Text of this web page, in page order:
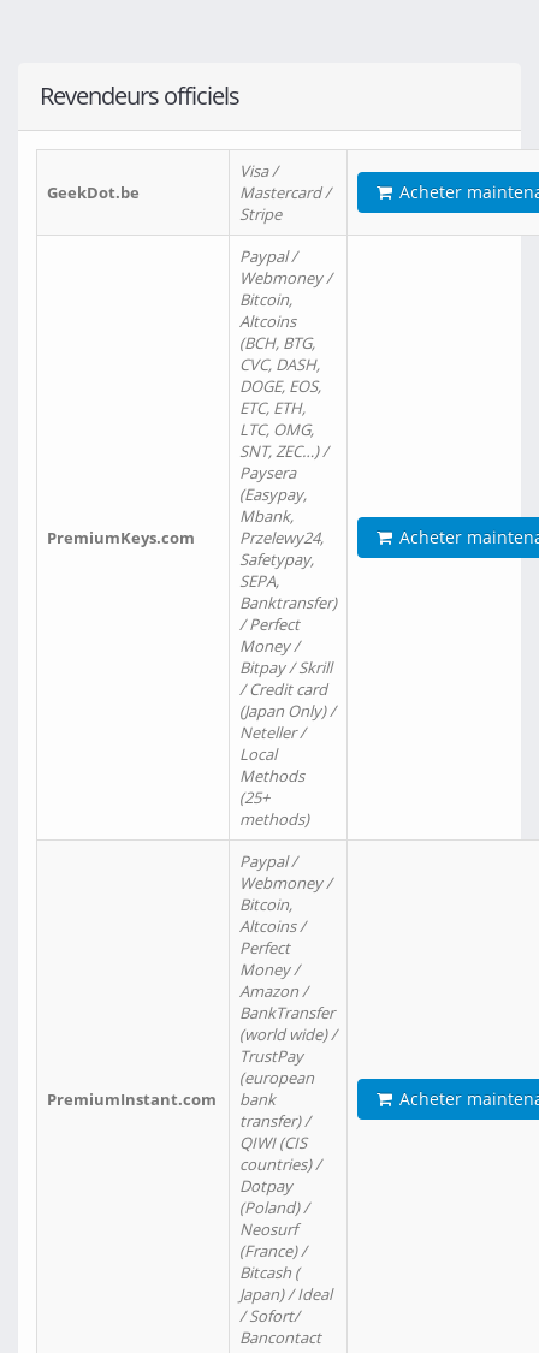
Revendeurs officiels
GeekDot.be
Visa /
Mastercard /
Stripe
Acheter
PremiumKeys.com
Paypal /
Webmoney /
Bitcoin,
Altcoins
(BCH, BTG,
CVC, DASH,
DOGE, EOS,
ETC, ETH,
LTC, OMG,
SNT, ZEC…) /
Paysera
(Easypay,
Mbank,
Przelewy24,
Safetypay,
SEPA,
Banktransfer)
/ Perfect
Money /
Bitpay / Skrill
/ Credit card
(Japan Only) /
Neteller /
Local
Methods
(25+
methods)
Acheter
PremiumInstant.com
Paypal /
Webmoney /
Bitcoin,
Altcoins /
Perfect
Money /
Amazon /
BankTransfer
(world wide) /
TrustPay
(european
bank
transfer) /
QIWI (CIS
countries) /
Dotpay
(Poland) /
Neosurf
(France) /
Bitcash (
Japan) / Ideal
/ Sofort/
Bancontact
Acheter